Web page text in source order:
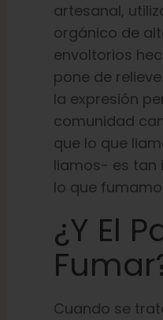
artesanal,
orgánico de
envoltorios
pone de
la expresión
comunidad
que lo que
liamos- es
lo que
¿Y El
Cuando se